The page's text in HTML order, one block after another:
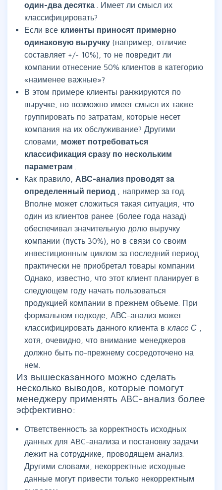
один-два десятка
. Имеет ли смысл их
классифицировать?
Если все клиенты приносят примерно
одинаковую выручку (например, отличие
составляет +/- 10%), то не повредит ли
компании отнесение 50% клиентов в категорию
«наименее важные»?
В этом примере клиенты ранжируются по
выручке, но возможно имеет смысл их также
группировать по затратам, которые несет
компания на их обслуживание? Другими
словами, может потребоваться
классификация сразу по нескольким
параметрам
Как правило, АВС-анализ проводят за
определенный период
, например за год.
Вполне может сложиться такая ситуация, что
один из клиентов ранее (более года назад)
обеспечивал значительную долю выручку
компании (пусть 30%), но в связи со своим
инвестиционным циклом за последний период
практически не приобретал товары компании.
Однако, известно, что этот клиент планирует в
следующем году начать пользоваться
продукцией компании в прежнем объеме. При
формальном подходе, АВС-анализ может
классифицировать данного клиента в класс С
хотя, очевидно, что внимание менеджеров
должно быть по-прежнему сосредоточено на
нем.
Из вышесказанного можно сделать
несколько выводов, которые помогут
менеджеру применять ABC-анализ более
эффективно:
Ответственность за корректность исходных
данных для ABC-анализа и постановку задачи
лежит на сотруднике, проводящем анализ.
Другими словами, некорректные исходные
данные могут привести только некорректным